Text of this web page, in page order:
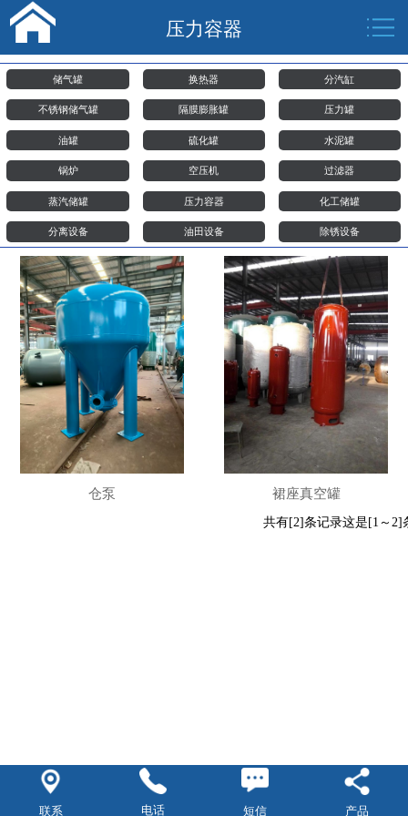
压力容器
储气罐 换热器 分汽缸
不锈钢储气罐 隔膜膨胀罐 压力罐
油罐 硫化罐 水泥罐
锅炉 空压机 过滤器
蒸汽储罐 压力容器 化工储罐
分离设备 油田设备 除锈设备
仓泵 裙座真空罐
共有[2]条记录这是[1～
联系 电话 短信 产品